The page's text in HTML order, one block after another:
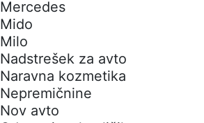
Mercedes
Mido
Milo
Nadstrešek za avto
Naravna kozmetika
Nepremičnine
Nov avto